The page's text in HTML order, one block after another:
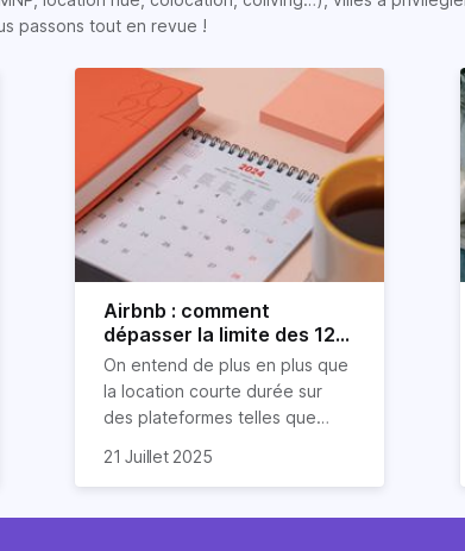
passons tout en revue !
Airbnb : comment
dépasser la limite des 120
jours ?
On entend de plus en plus que
la location courte durée sur
des plateformes telles que
cou aux idées reçues sur
bien entendu) pour louer sur
21 Juillet 2025